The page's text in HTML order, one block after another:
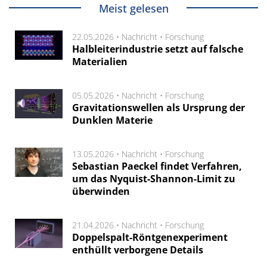
Meist gelesen
22.05.2026 • Nachricht • Forschung
Halbleiterindustrie setzt auf falsche
Materialien
05.05.2026 • Nachricht • Forschung
Gravitationswellen als Ursprung der
Dunklen Materie
13.05.2026 • Nachricht • Forschung
Sebastian Paeckel findet Verfahren,
um das Nyquist-Shannon-Limit zu
überwinden
21.04.2026 • Nachricht • Forschung
Doppelspalt-Röntgenexperiment
enthüllt verborgene Details